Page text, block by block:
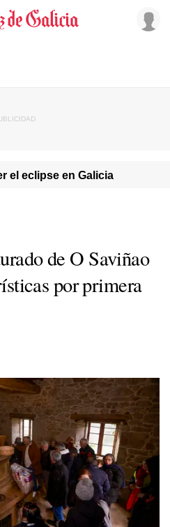
el eclipse en Galicia
de O Saviñao
por primera